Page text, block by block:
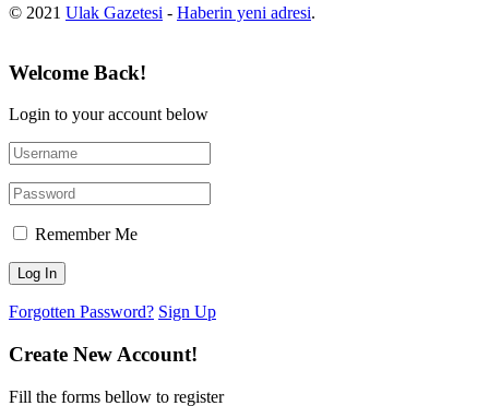
© 2021 Ulak Gazetesi - Haberin yeni adresi.
Welcome Back!
Login to your account below
Remember Me
Forgotten Password? Sign Up
Create New Account!
Fill the forms bellow to register